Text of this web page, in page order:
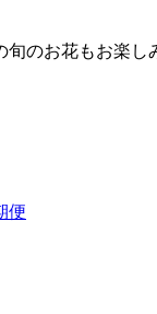
旬のお花もお楽し
便